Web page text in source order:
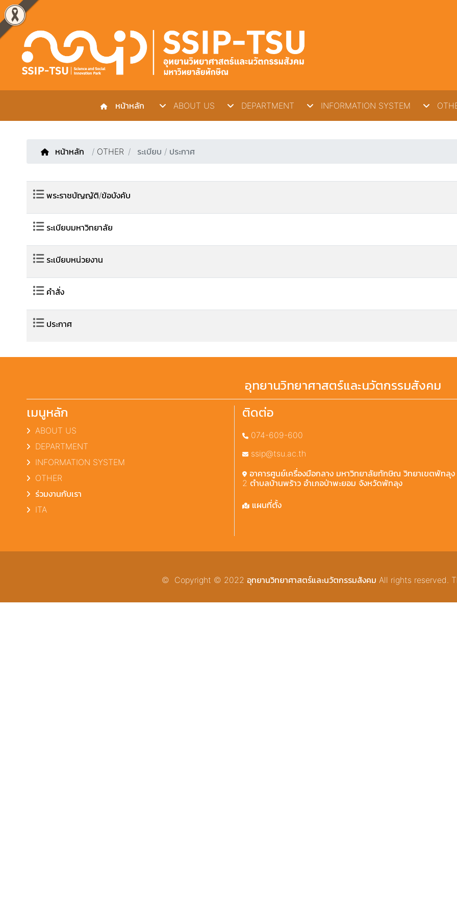
หน้าหลัก ABOUT US DEPARTMENT INFORMATION SYSTEM
หน้าหลัก / OTHER ระเบียบ / ประกาศ
พระราชบัญญัติ/ข้อบังคับ
ระเบียบมหาวิทยาลัย
ระเบียบหน่วยงาน
คำสั่ง
ประกาศ
อุทยานวิทยาศาสตร์และนวัตกรรมสังคม
เมนูหลัก
ABOUT US
DEPARTMENT
INFORMATION SYSTEM
OTHER
ร่วมงานกับเรา
ITA
ติดต่อ
074-609-600
ssip@tsu.ac.th
อาคารศูนย์เครื่องมือกลาง มหาวิทยาลัยทักษิณ วิทยาเขตพัทลุ
2 ตำบลบ้านพร้าว อำเภอป่าพะยอม จังหวัดพัทลุง
แผนที่ตั้ง
© Copyright © 2022 อุทยานวิทยาศาสตร์และนวัตกรรมสังคม All rights reserved.